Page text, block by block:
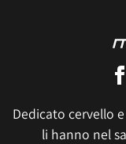
Dedicato cervello
li hanno nel